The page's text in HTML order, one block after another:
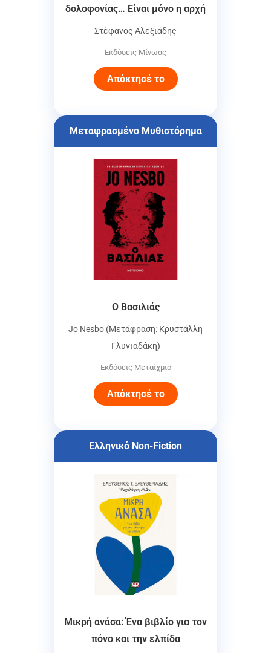
δολοφονίας… Είναι μόνο η αρχή
Στέφανος Αλεξιάδης
Εκδόσεις Μίνωας
Απόκτησέ το
Μεταφρασμένο Μυθιστόρημα
Ο Βασιλιάς
Jo Nesbo (Μετάφραση: Κρυστάλλη
Γλυνιαδάκη)
Εκδόσεις Μεταίχμιο
Απόκτησέ το
Ελληνικό Non-Fiction
Μικρή ανάσα: Ένα βιβλίο για τον
πόνο και την ελπίδα